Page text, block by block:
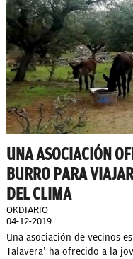
UNA ASOCIACIÓN
BURRO PARA
DEL CLIMA
OKDIARIO
04-12-2019
Una asociación de vecinos
Talavera’ ha ofrecido a la